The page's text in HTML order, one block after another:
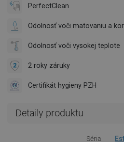
PerfectClean
Odolnosť voči matovaniu a
Odolnosť voči vysokej teplote
2 roky záruky
Certifikát hygieny PZH
Detaily produktu
Séria